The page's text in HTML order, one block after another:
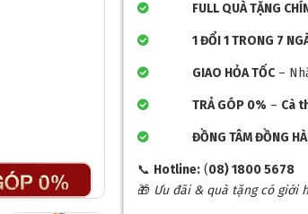
FULL QUÀ TẶNG
1 ĐỔI 1 TRONG 7
GIAO HỎA TỐC–
TRẢ GÓP 0% – Cà
ĐỒNG TÂM ĐỒNG
📞 Hotline: (08) 1800 5678
🎁 Ưu đãi & quà tặng có giới